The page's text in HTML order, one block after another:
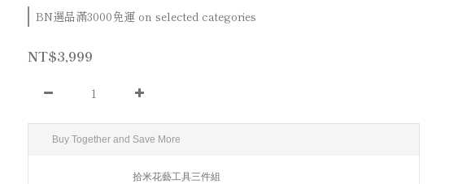
BN選品滿3000免運 on selected categories
NT$3,999
Buy Together and Save More
拾米花藝工具三件組